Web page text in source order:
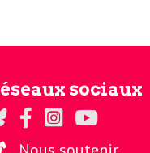
sociaux
sur Twitter
Regards sur
Regards sur
La chaine